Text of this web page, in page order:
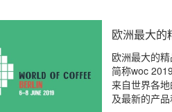
欧洲最大的
欧洲最大的
简称woc
来自世界各
及最新的产品